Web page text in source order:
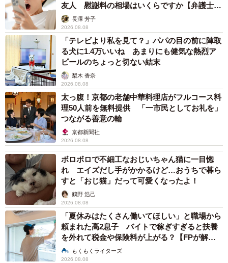
友人 慰謝料の相場はいくらですか【弁護士が
解説】長澤 芳子
2026.08.08
「テレビより私を見て？」パパの目の前に陣取
る犬に1.4万いいね あまりにも健気な熱烈ア
ピールのちょっと切ない結末
梨木 香奈
2026.08.08
太っ腹！京都の老舗中華料理店がフルコース料
理50人前を無料提供 「一市民としてお礼を」
つながる善意の輪
京都新聞社
2026.08.08
ボロボロで不細工なおじいちゃん猫に一目惚
れ エイズだし手がかかるけど…おうちで暮ら
すと「おじ猫」だって可愛くなったよ！
鶴野 浩己
2026.08.08
「夏休みはたくさん働いてほしい」と職場から
頼まれた高2息子 バイトで稼ぎすぎると扶養
を外れて税金や保険料が上がる？【FPが解
説】もくもくライターズ
2026.08.08